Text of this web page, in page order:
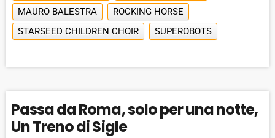
MAURO BALESTRA
ROCKING HORSE
STARSEED CHILDREN CHOIR
SUPEROBOTS
Passa da Roma, solo per una notte,
Un Treno di Sigle